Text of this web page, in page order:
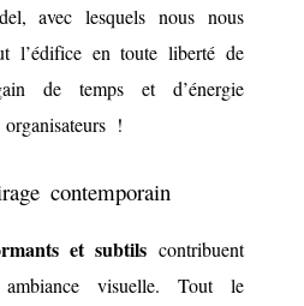
avec lesquels nous nous
l’édifice en toute liberté de
de temps et d’énergie
!
contemporain
et subtils contribuent
visuelle. Tout le